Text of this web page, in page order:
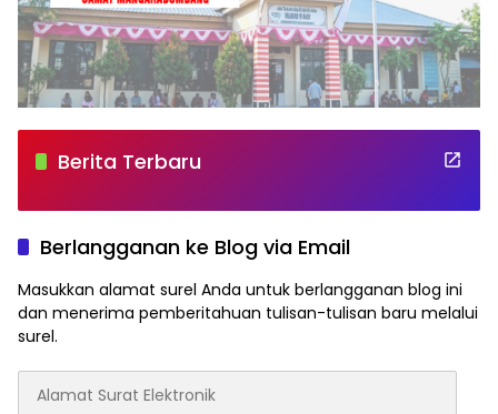
Berita Terbaru
Berlangganan ke Blog via Email
Masukkan alamat surel Anda untuk berlangganan blog ini
dan menerima pemberitahuan tulisan-tulisan baru melalui
surel.
Surat